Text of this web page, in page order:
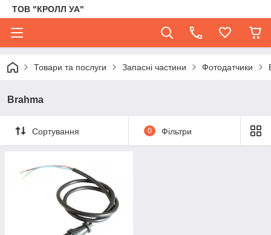
ТОВ "КРОЛЛ УА"
Товари та послуги Запасні частини Фотодатчики
Brahma
Сортування 0 Фільтри